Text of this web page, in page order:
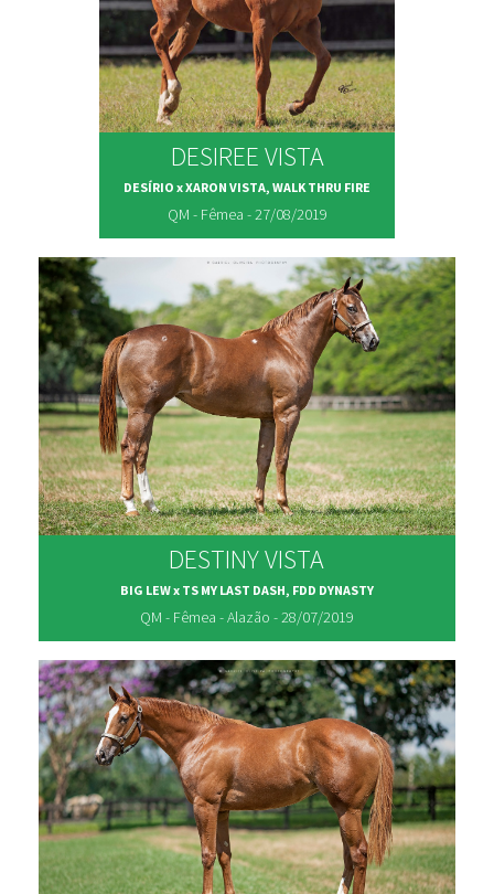
DESIREE VISTA
DESÍRIO x XARON VISTA, WALK THRU FIRE
QM - Fêmea - 27/08/2019
DESTINY VISTA
BIG LEW x TS MY LAST DASH, FDD DYNASTY
QM - Fêmea - Alazão - 28/07/2019